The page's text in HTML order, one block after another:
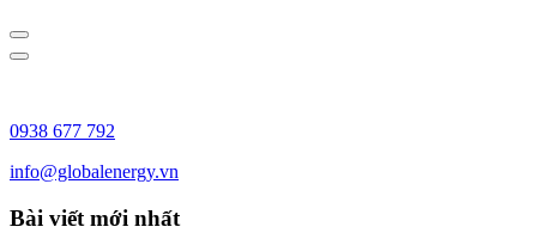
0938 677 792
info@globalenergy.vn
Bài viết mới nhất